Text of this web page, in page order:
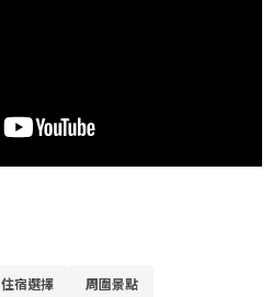
住宿選擇 周圍景點